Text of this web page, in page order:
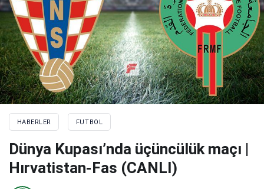
HABERLER FUTBOL
Dünya Kupası’nda üçüncülük maçı |
Hırvatistan-Fas (CANLI)